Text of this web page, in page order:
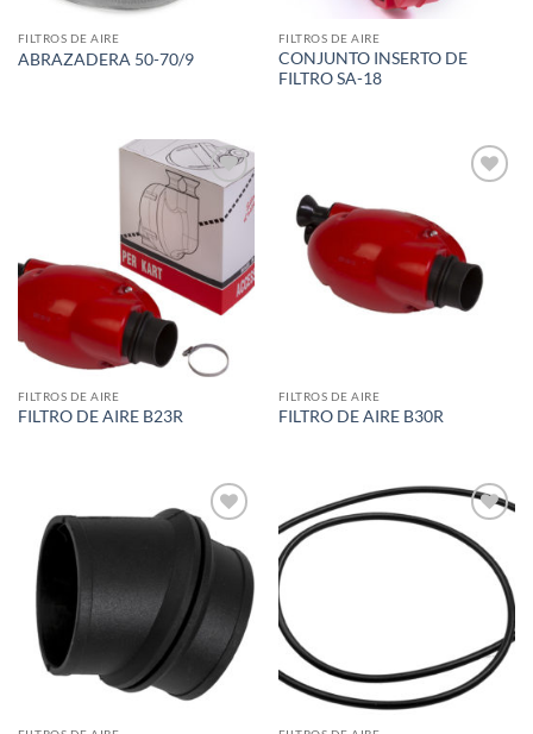
FILTROS DE AIRE
ABRAZADERA 50-70/9
FILTROS DE AIRE
CONJUNTO INSERTO DE
FILTRO SA-18
Add to
wishlist
FILTROS DE AIRE
FILTRO DE AIRE B23R
FILTROS DE AIRE
FILTRO DE AIRE B30R
Add to
wishlist
Add to
wishlist